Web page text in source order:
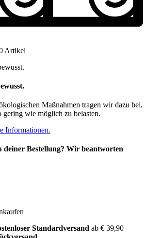
Artikel
Maßnahmen tragen wir dazu bei,
wie möglich zu belasten.
Informationen.
deiner Bestellung? Wir beantworten
Standardversand ab € 39,90